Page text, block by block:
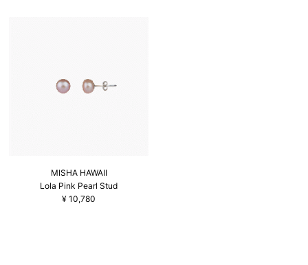
MISHA HAWAII
Lola Pink Pearl Stud
¥ 10,780